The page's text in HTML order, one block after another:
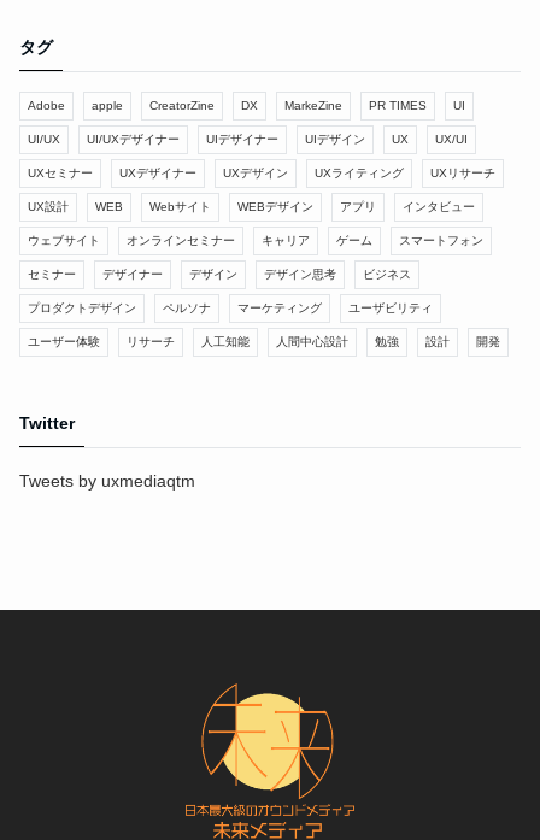
タグ
Adobe apple CreatorZine DX MarkeZine PR TIMES UI
UI/UX UI/UXデザイナー UIデザイナー UIデザイン UX UX/UI
UXセミナー UXデザイナー UXデザイン UXライティング UXリサーチ
UX設計 WEB Webサイト WEBデザイン アプリ インタビュー
ウェブサイト オンラインセミナー キャリア ゲーム スマートフォン
セミナー デザイナー デザイン デザイン思考 ビジネス
プロダクトデザイン ペルソナ マーケティング ユーザビリティ
ユーザー体験 リサーチ 人工知能 人間中心設計 勉強 設計 開発
Twitter
Tweets by uxmediaqtm